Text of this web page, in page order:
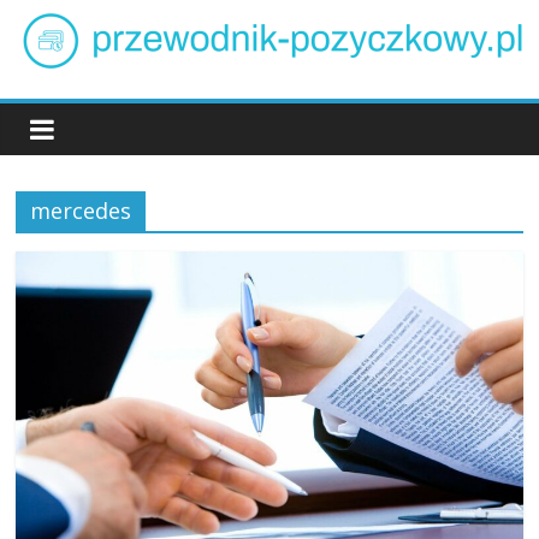
Skip
content
przewodnik-
pozyczkowy.pl
mercedes